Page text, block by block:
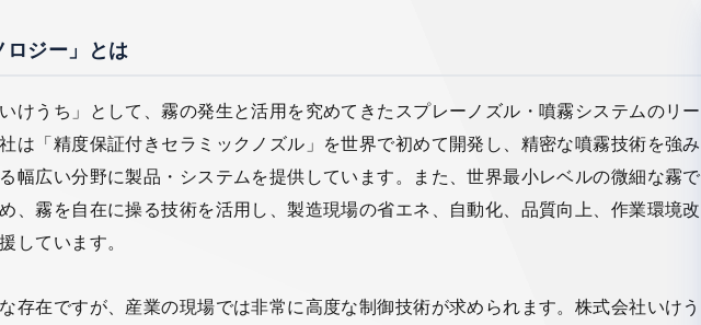
ロジー」とは
けうち」として、霧の発生と活用を究めてきたスプレーノズル・噴霧システムのリー
は「精度保証付きセラミックノズル」を世界で初めて開発し、精密な噴霧技術を強み
幅広い分野に製品・システムを提供しています。また、世界最小レベルの微細な霧で
、霧を自在に操る技術を活用し、製造現場の省エネ、自動化、品質向上、作業環境改
しています。
存在ですが、産業の現場では非常に高度な制御技術が求められます。株式会社いけう